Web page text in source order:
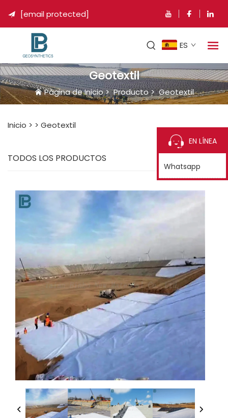
 [email protected]
ES
Geotextil
Página de Inicio>Producto>Geotextil
Inicio > > Geotextil
TODOS LOS PRODUCTOS
EN LÍNEA
Whatsapp